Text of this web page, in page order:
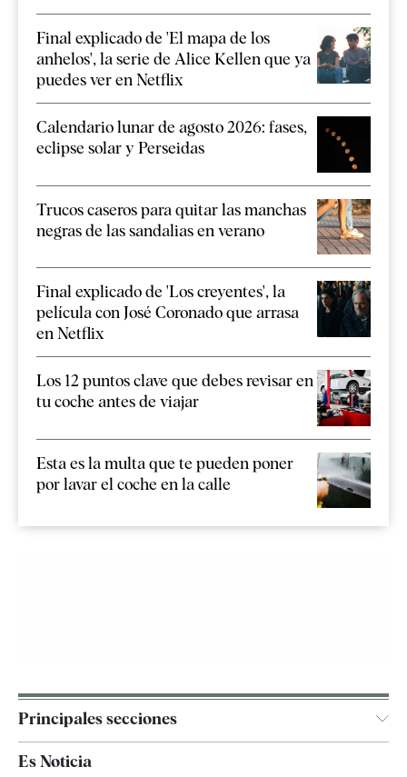
Final explicado de 'El mapa de los
anhelos', la serie de Alice Kellen que ya
puedes ver en Netflix
Calendario lunar de agosto 2026: fases,
eclipse solar y Perseidas
Trucos caseros para quitar las manchas
negras de las sandalias en verano
Final explicado de 'Los creyentes', la
película con José Coronado que arrasa
en Netflix
Los 12 puntos clave que debes revisar en
tu coche antes de viajar
Esta es la multa que te pueden poner
por lavar el coche en la calle
Principales secciones
España
Es Noticia